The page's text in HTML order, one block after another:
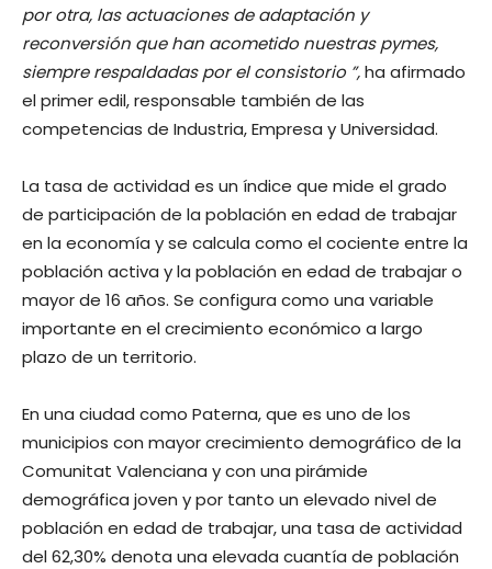
por otra, las actuaciones de adaptación y
reconversión que han acometido nuestras pymes,
siempre respaldadas por el consistorio ”,ha afirmado
el primer edil, responsable también de las
competencias de Industria, Empresa y Universidad.
La tasa de actividad es un índice que mide el grado
de participación de la población en edad de trabajar
en la economía y se calcula como el cociente entre la
población activa y la población en edad de trabajar o
mayor de 16 años. Se configura como una variable
importante en el crecimiento económico a largo
plazo de un territorio.
En una ciudad como Paterna, que es uno de los
municipios con mayor crecimiento demográfico de la
Comunitat Valenciana y con una pirámide
demográfica joven y por tanto un elevado nivel de
población en edad de trabajar, una tasa de actividad
del 62,30% denota una elevada cuantía de población